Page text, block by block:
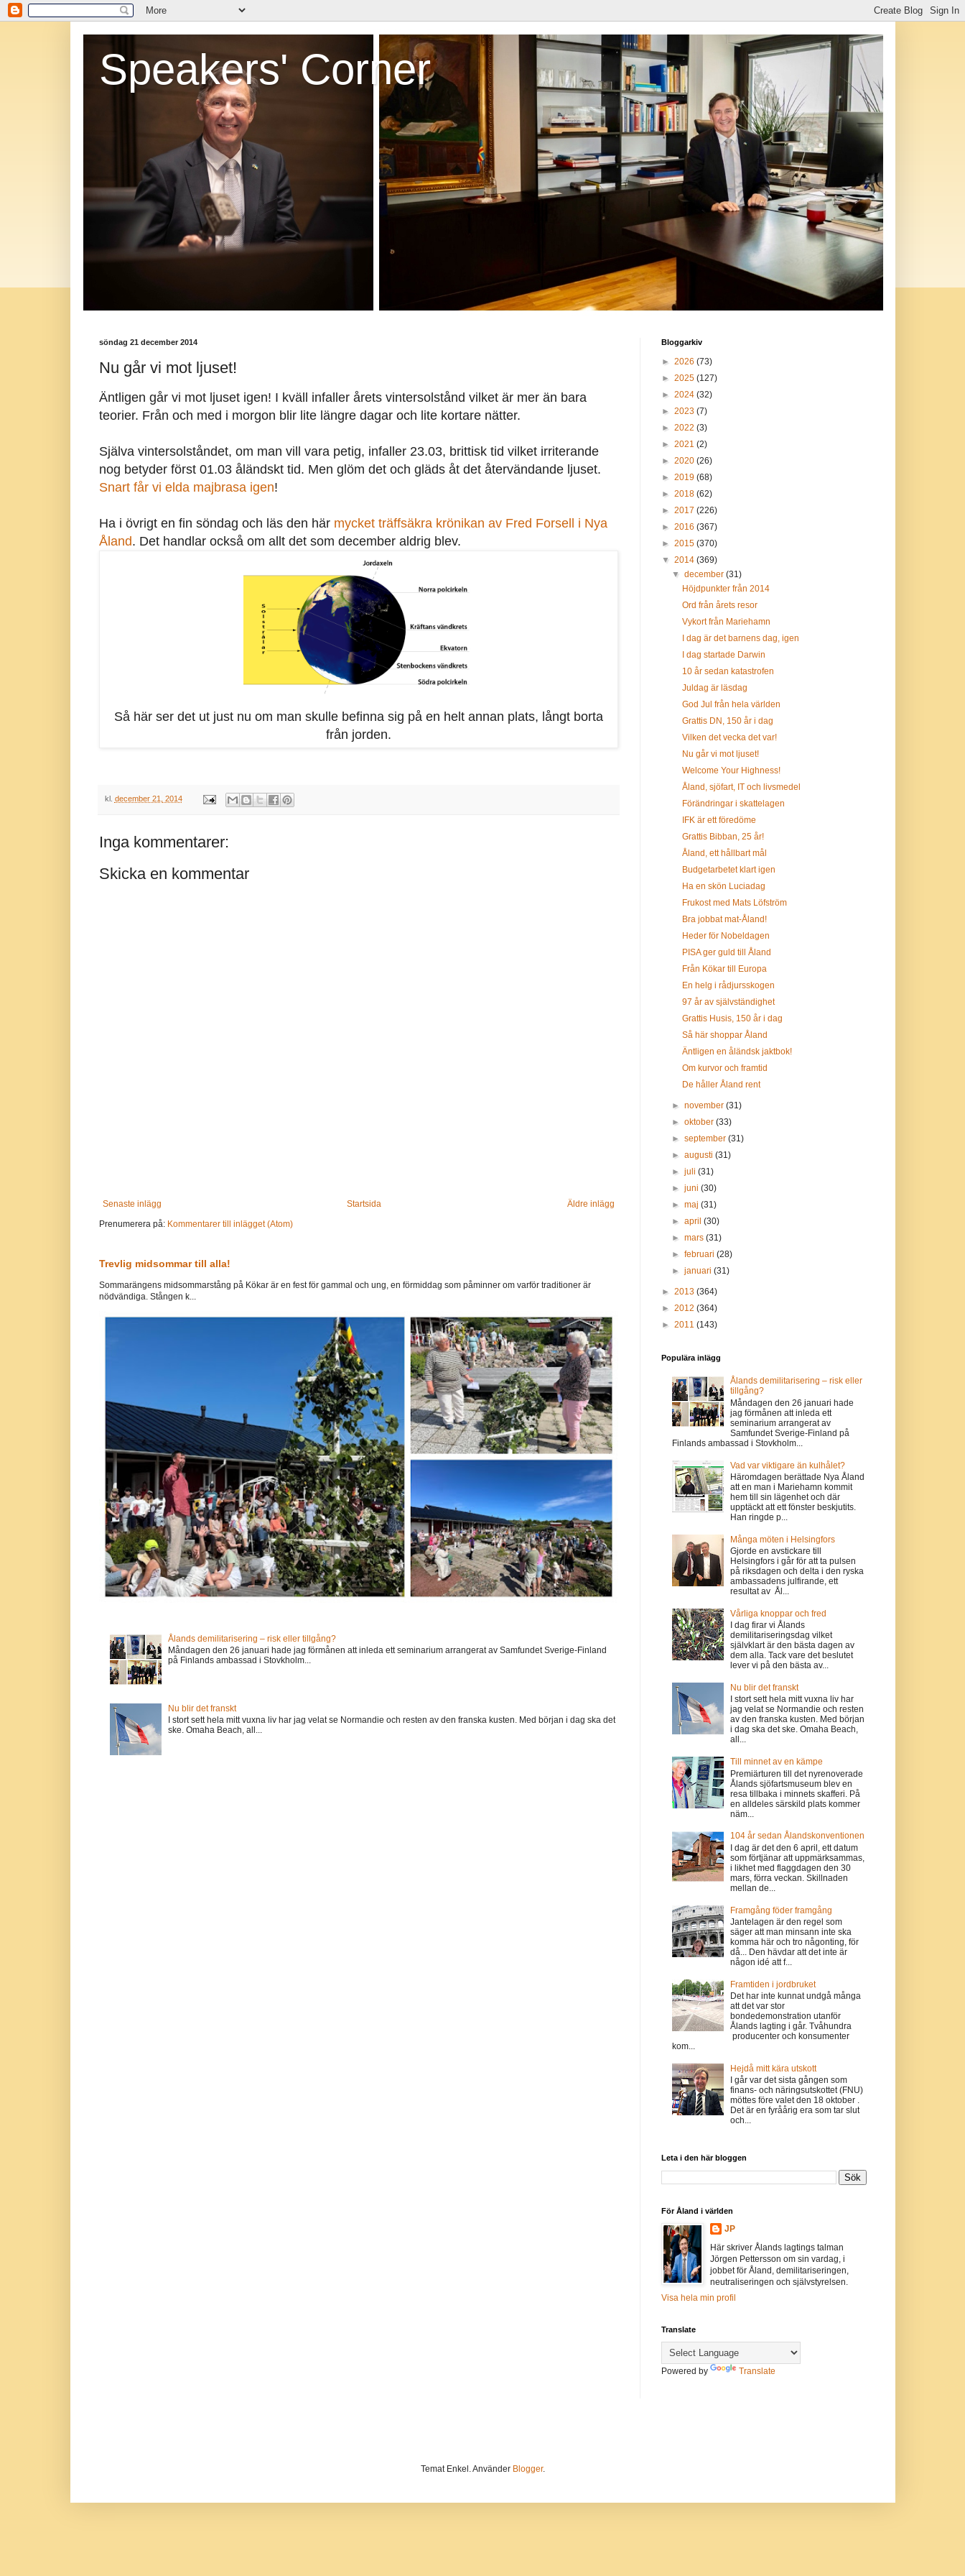
Speakers' Corner
söndag 21 december 2014
Nu går vi mot ljuset!
Äntligen går vi mot ljuset igen! I kväll infaller årets vintersolstånd vilket är mer än bara
teorier. Från och med i morgon blir lite längre dagar och lite kortare nätter.
Själva vintersolståndet, om man vill vara petig, infaller 23.03, brittisk tid vilket irriterande
nog betyder först 01.03 åländskt tid. Men glöm det och gläds åt det återvändande ljuset.
Snart får vi elda majbrasa igen!
Ha i övrigt en fin söndag och läs den här mycket träffsäkra krönikan av Fred Forsell i Nya
Åland. Det handlar också om allt det som december aldrig blev.
Så här ser det ut just nu om man skulle befinna sig på en helt annan plats, långt borta
från jorden.
kl. december 21, 2014
Inga kommentarer:
Skicka en kommentar
Senaste inlägg Äldre inlägg
Startsida
Prenumerera på: Kommentarer till inlägget (Atom)
Trevlig midsommar till alla!
Sommarängens midsommarstång på Kökar är en fest för gammal och ung, en förmiddag som påminner om varför traditioner är
nödvändiga. Stången k...
Ålands demilitarisering – risk eller tillgång?
Måndagen den 26 januari hade jag förmånen att inleda ett seminarium arrangerat av Samfundet Sverige-Finland
på Finlands ambassad i Stovkholm...
Nu blir det franskt
I stort sett hela mitt vuxna liv har jag velat se Normandie och resten av den franska kusten. Med början i dag ska det
ske. Omaha Beach, all...
Bloggarkiv
► 2026 (73)
► 2025 (127)
► 2024 (32)
► 2023 (7)
► 2022 (3)
► 2021 (2)
► 2020 (26)
► 2019 (68)
► 2018 (62)
► 2017 (226)
► 2016 (367)
► 2015 (370)
▼ 2014 (369)
▼ december (31)
Höjdpunkter från 2014
Ord från årets resor
Vykort från Mariehamn
I dag är det barnens dag, igen
I dag startade Darwin
10 år sedan katastrofen
Juldag är läsdag
God Jul från hela världen
Grattis DN, 150 år i dag
Vilken det vecka det var!
Nu går vi mot ljuset!
Welcome Your Highness!
Åland, sjöfart, IT och livsmedel
Förändringar i skattelagen
IFK är ett föredöme
Grattis Bibban, 25 år!
Åland, ett hållbart mål
Budgetarbetet klart igen
Ha en skön Luciadag
Frukost med Mats Löfström
Bra jobbat mat-Åland!
Heder för Nobeldagen
PISA ger guld till Åland
Från Kökar till Europa
En helg i rådjursskogen
97 år av självständighet
Grattis Husis, 150 år i dag
Så här shoppar Åland
Äntligen en åländsk jaktbok!
Om kurvor och framtid
De håller Åland rent
► november (31)
► oktober (33)
► september (31)
► augusti (31)
► juli (31)
► juni (30)
► maj (31)
► april (30)
► mars (31)
► februari (28)
► januari (31)
► 2013 (364)
► 2012 (364)
► 2011 (143)
Populära inlägg
Ålands demilitarisering – risk eller
tillgång?
Måndagen den 26 januari hade
jag förmånen att inleda ett
seminarium arrangerat av
Samfundet Sverige-Finland på
Finlands ambassad i Stovkholm...
Vad var viktigare än kulhålet?
Häromdagen berättade Nya Åland
att en man i Mariehamn kommit
hem till sin lägenhet och där
upptäckt att ett fönster beskjutits.
Han ringde p...
Många möten i Helsingfors
Gjorde en avstickare till
Helsingfors i går för att ta pulsen
på riksdagen och delta i den ryska
ambassadens julfirande, ett
resultat av Ål...
Vårliga knoppar och fred
I dag firar vi Ålands
demilitariseringsdag vilket
självklart är den bästa dagen av
dem alla. Tack vare det beslutet
lever vi på den bästa av...
Nu blir det franskt
I stort sett hela mitt vuxna liv har
jag velat se Normandie och resten
av den franska kusten. Med början
i dag ska det ske. Omaha Beach,
all...
Till minnet av en kämpe
Premiärturen till det nyrenoverade
Ålands sjöfartsmuseum blev en
resa tillbaka i minnets skafferi. På
en alldeles särskild plats kommer
näm...
104 år sedan Ålandskonventionen
I dag är det den 6 april, ett datum
som förtjänar att uppmärksammas,
i likhet med flaggdagen den 30
mars, förra veckan. Skillnaden
mellan de...
Framgång föder framgång
Jantelagen är den regel som
säger att man minsann inte ska
komma här och tro någonting, för
då... Den hävdar att det inte är
någon idé att f...
Framtiden i jordbruket
Det har inte kunnat undgå många
att det var stor
bondedemonstration utanför
Ålands lagting i går. Tvåhundra
producenter och konsumenter
kom...
Hejdå mitt kära utskott
I går var det sista gången som
finans- och näringsutskottet (FNU)
möttes före valet den 18 oktober .
Det är en fyråårig era som tar slut
och...
Leta i den här bloggen
För Åland i världen
JP
Här skriver Ålands lagtings talman
Jörgen Pettersson om sin vardag, i
jobbet för Åland, demilitariseringen,
neutraliseringen och självstyrelsen.
Visa hela min profil
Translate
Powered by Translate
Temat Enkel. Använder Blogger.